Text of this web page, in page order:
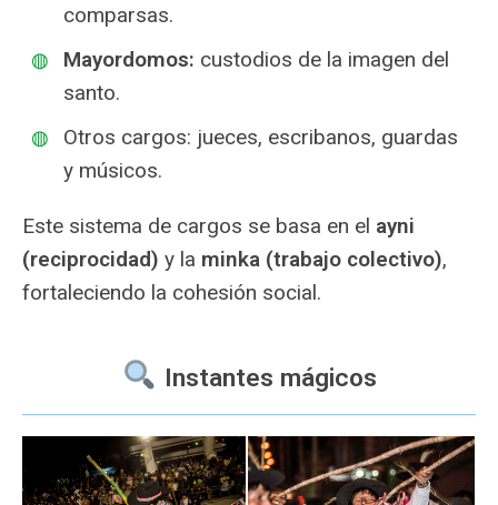
comparsas.
Mayordomos: custodios de la imagen del
santo.
Otros cargos: jueces, escribanos, guardas
y músicos.
Este sistema de cargos se basa en el ayni
(reciprocidad) y la minka (trabajo colectivo),
fortaleciendo la cohesión social.
Instantes mágicos